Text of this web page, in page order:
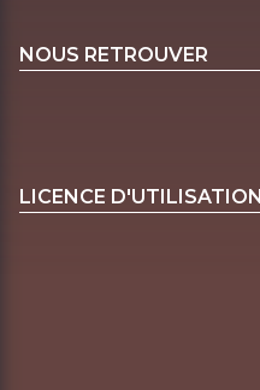
NOUS RETROUVER
LICENCE D'UTILISATION